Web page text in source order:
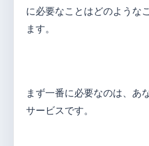
に必要なことはどのような
ます。
まず一番に必要なのは、あ
サービスです。